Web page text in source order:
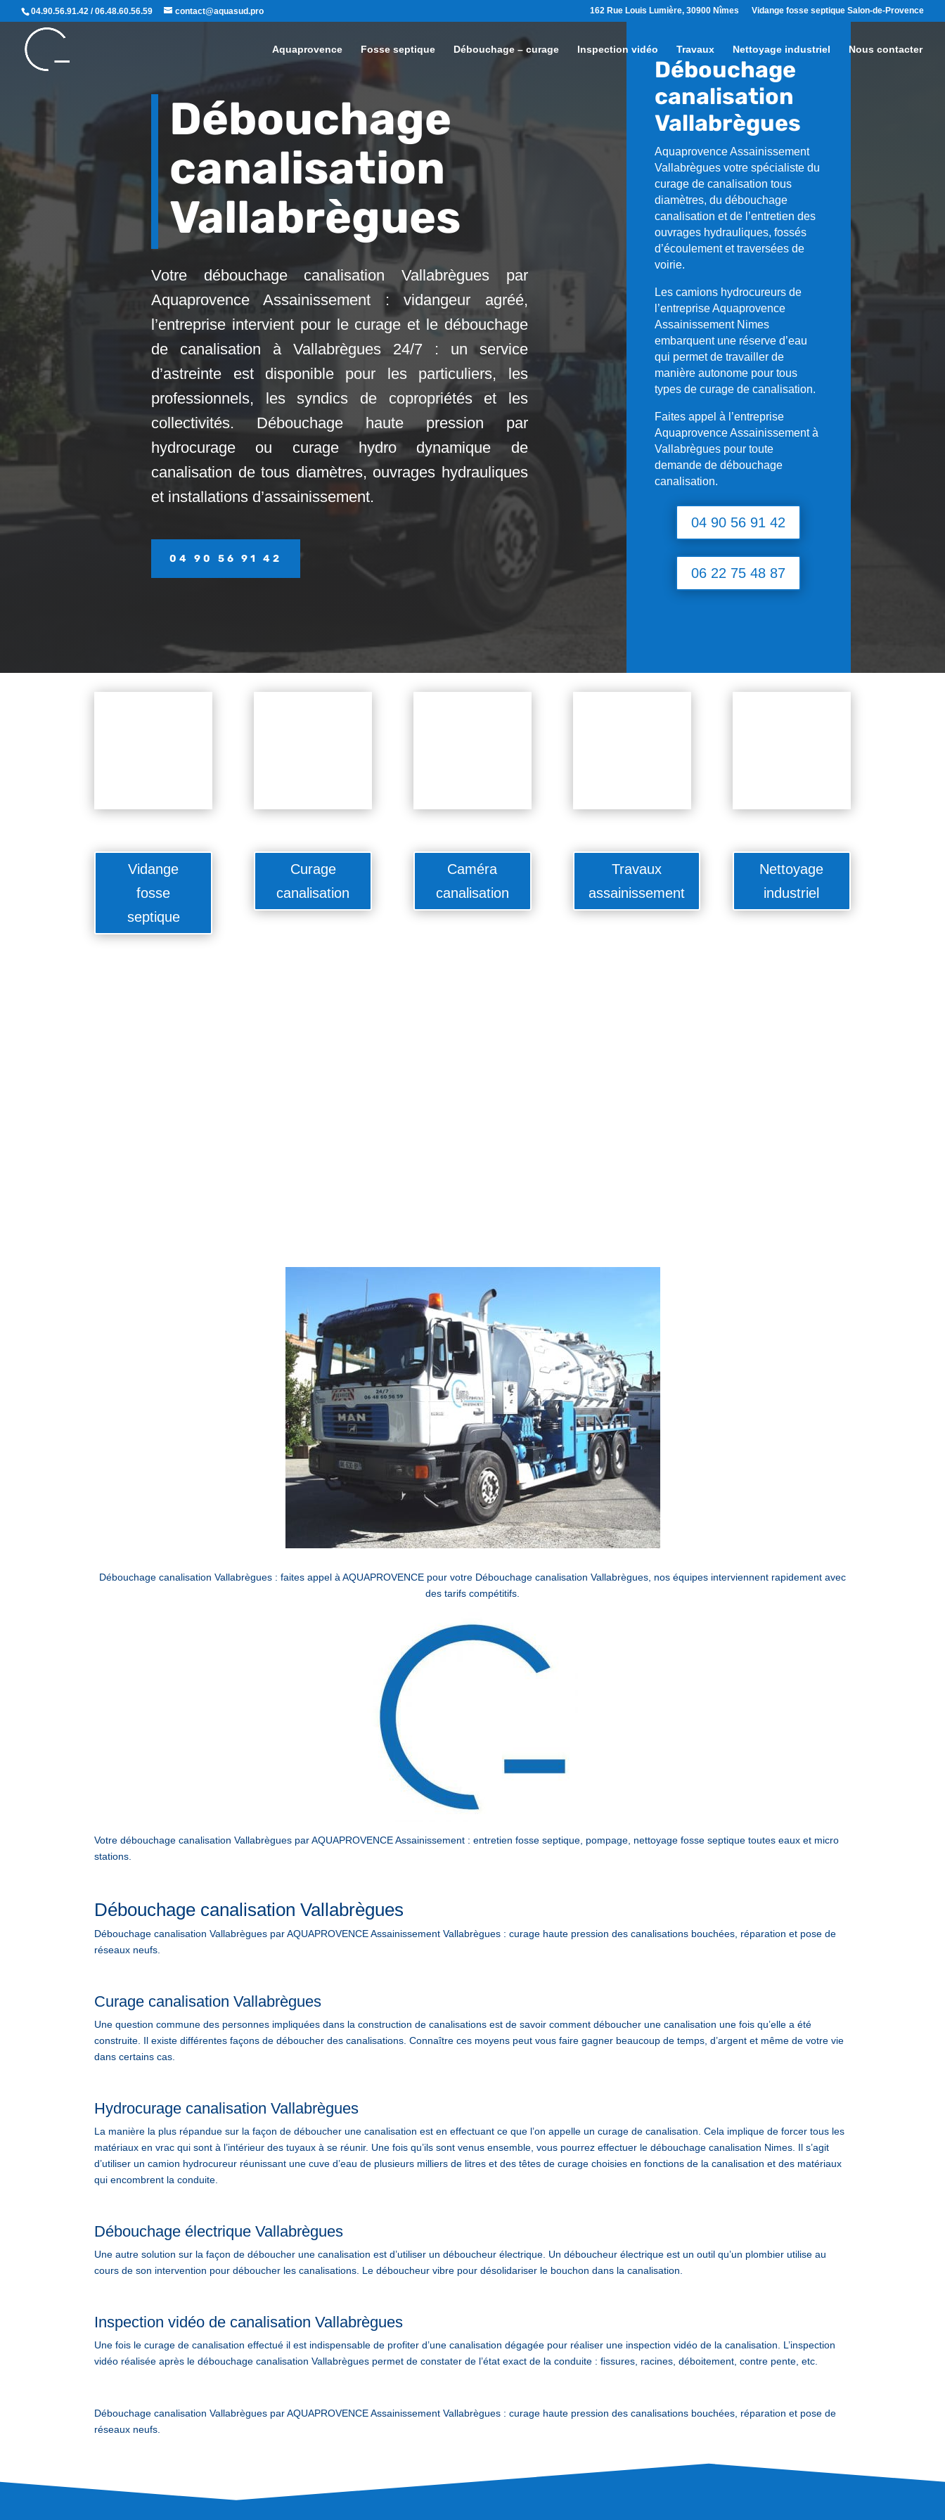
04.90.56.91.42 / 06.48.60.56.59 contact@aquasud.pro 162 Rue Louis Lumière, 30900 Nîmes Vidange fosse septique Salon-de-Provence
Aquaprovence Fosse septique Débouchage – curage Inspection vidéo Travaux Nettoyage industriel Nous contacter
Débouchage
canalisation
Vallabrègues
Votre débouchage canalisation Vallabrègues par
Aquaprovence Assainissement : vidangeur agréé,
l’entreprise intervient pour le curage et le débouchage
de canalisation à Vallabrègues 24/7 : un service
d’astreinte est disponible pour les particuliers, les
professionnels, les syndics de copropriétés et les
collectivités. Débouchage haute pression par
hydrocurage ou curage hydro dynamique de
canalisation de tous diamètres, ouvrages hydrauliques
et installations d’assainissement.
04 90 56 91 42
Débouchage
canalisation
Vallabrègues
Aquaprovence Assainissement
Vallabrèguesvotre spécialiste du
curage de canalisation tous
diamètres, du débouchage
canalisation et de l’entretien des
ouvrages hydrauliques, fossés
d’écoulement et traversées de
voirie.
Les camions hydrocureurs de
l’entreprise Aquaprovence
Assainissement Nimes
embarquent une réserve d’eau
qui permet de travailler de
manière autonome pour tous
types de curage de canalisation.
Faites appel à l’entreprise
Aquaprovence Assainissement à
Vallabrèguespour toute
demande de débouchage
canalisation.
04 90 56 91 42
06 22 75 48 87
Vidange
fosse
septique
Curage
canalisation
Caméra
canalisation
Travaux
assainissement
Nettoyage
industriel
Débouchage canalisation Vallabrègues : faites appel à AQUAPROVENCE pour votre Débouchage canalisation Vallabrègues, nos équipes interviennent rapidement avec
des tarifs compétitifs.
Votre débouchage canalisation Vallabrègues par AQUAPROVENCE Assainissement : entretien fosse septique, pompage, nettoyage fosse septique toutes eaux et micro
stations.
Débouchage canalisation Vallabrègues
Débouchage canalisation Vallabrègues par AQUAPROVENCE Assainissement Vallabrègues : curage haute pression des canalisations bouchées, réparation et pose de
réseaux neufs.
Curage canalisation Vallabrègues
Une question commune des personnes impliquées dans la construction de canalisations est de savoir comment déboucher une canalisation une fois qu’elle a été
construite. Il existe différentes façons de déboucher des canalisations. Connaître ces moyens peut vous faire gagner beaucoup de temps, d’argent et même de votre vie
dans certains cas.
Hydrocurage canalisation Vallabrègues
La manière la plus répandue sur la façon de déboucher une canalisation est en effectuant ce que l’on appelle un curage de canalisation. Cela implique de forcer tous les
matériaux en vrac qui sont à l’intérieur des tuyaux à se réunir. Une fois qu’ils sont venus ensemble, vous pourrez effectuer le débouchage canalisation Nimes. Il s’agit
d’utiliser un camion hydrocureur réunissant une cuve d’eau de plusieurs milliers de litres et des têtes de curage choisies en fonctions de la canalisation et des matériaux
qui encombrent la conduite.
Débouchage électrique Vallabrègues
Une autre solution sur la façon de déboucher une canalisation est d’utiliser un déboucheur électrique. Un déboucheur électrique est un outil qu’un plombier utilise au
cours de son intervention pour déboucher les canalisations. Le déboucheur vibre pour désolidariser le bouchon dans la canalisation.
Inspection vidéo de canalisation Vallabrègues
Une fois le curage de canalisation effectué il est indispensable de profiter d’une canalisation dégagée pour réaliser une inspection vidéo de la canalisation. L’inspection
vidéo réalisée après le débouchage canalisation Vallabrègues permet de constater de l’état exact de la conduite : fissures, racines, déboitement, contre pente, etc.
Débouchage canalisation Vallabrègues par AQUAPROVENCE Assainissement Vallabrègues : curage haute pression des canalisations bouchées, réparation et pose de
réseaux neufs.